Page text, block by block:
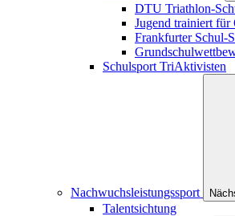
DTU Triathlon-
Jugend trainiert
Frankfurter Schul-
Schulsport TriAktivisten
Nachwuchsleistungssport
Talentsichtung